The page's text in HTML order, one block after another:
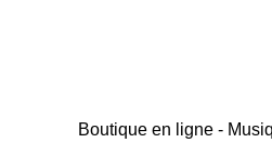
Boutique en ligne -